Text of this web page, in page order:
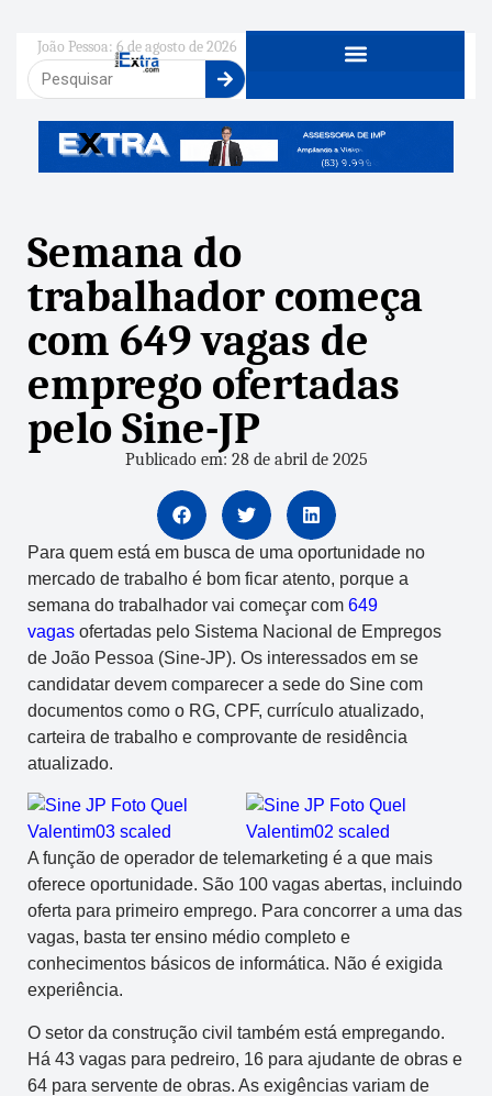
João Pessoa: 6 de agosto de 2026
Semana do
trabalhador começa
com 649 vagas de
emprego ofertadas
pelo Sine-JP
Publicado em: 28 de abril de 2025
Para quem está em busca de uma oportunidade no
mercado de trabalho é bom ficar atento, porque a
semana do trabalhador vai começar com 649
vagas ofertadas pelo Sistema Nacional de Empregos
de João Pessoa (Sine-JP). Os interessados em se
candidatar devem comparecer a sede do Sine com
documentos como o RG, CPF, currículo atualizado,
carteira de trabalho e comprovante de residência
atualizado.
A função de operador de telemarketing é a que mais
oferece oportunidade. São 100 vagas abertas, incluindo
oferta para primeiro emprego. Para concorrer a uma das
vagas, basta ter ensino médio completo e
conhecimentos básicos de informática. Não é exigida
experiência.
O setor da construção civil também está empregando.
Há 43 vagas para pedreiro, 16 para ajudante de obras e
64 para servente de obras. As exigências variam de